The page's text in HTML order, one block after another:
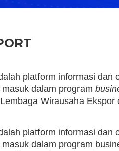
platform informasi dan
dalam program
Wirausaha
platform informasi dan
dalam program